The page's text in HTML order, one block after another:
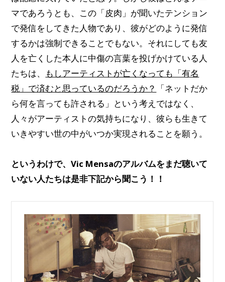
マであろうとも、この「皮肉」が聞いたテンション
で発信をしてきた人物であり、彼がどのように発信
するかは強制できることでもない。それにしても友
人を亡くした本人に中傷の言葉を投げかけている人
たちは、
もしアーティストが亡くなっても「有名
税」で済むと思っているのだろうか？
「ネットだか
ら何を言っても許される」という考えではなく、
人々がアーティストの気持ちになり、彼らも生きて
いきやすい世の中がいつか実現されることを願う。
というわけで、Vic Mensaのアルバムをまだ聴いて
いない人たちは是非下記から聞こう！！